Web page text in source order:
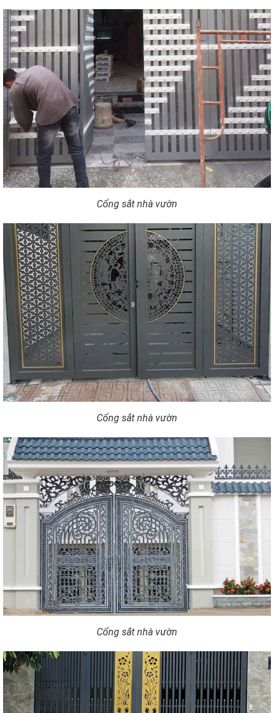
Cổng sắt nhà vườn
Cổng sắt nhà vườn
Cổng sắt nhà vườn